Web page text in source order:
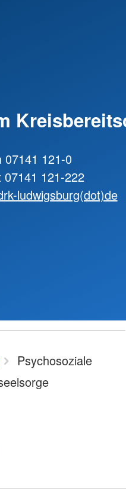
07141 121-0
07141 121-222
ludwigsburg(dot)de
Psychosoziale